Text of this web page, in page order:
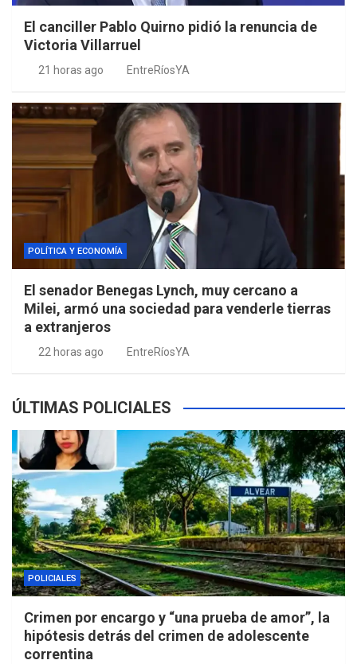
El canciller Pablo Quirno pidió la renuncia de
Victoria Villarruel
21 horas ago EntreRíosYA
POLÍTICA Y ECONOMÍA
El senador Benegas Lynch, muy cercano a
Milei, armó una sociedad para venderle tierras
a extranjeros
22 horas ago EntreRíosYA
ÚLTIMAS POLICIALES
POLICIALES
Crimen por encargo y “una prueba de amor”, la
hipótesis detrás del crimen de adolescente
correntina